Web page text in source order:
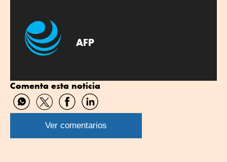
AFP
Comenta esta noticia
Compartir
por
WhatsApp
Compartir
por
Twitter
Compartir
por
Facebook
Compartir
por
Linkedin
Ver comentarios